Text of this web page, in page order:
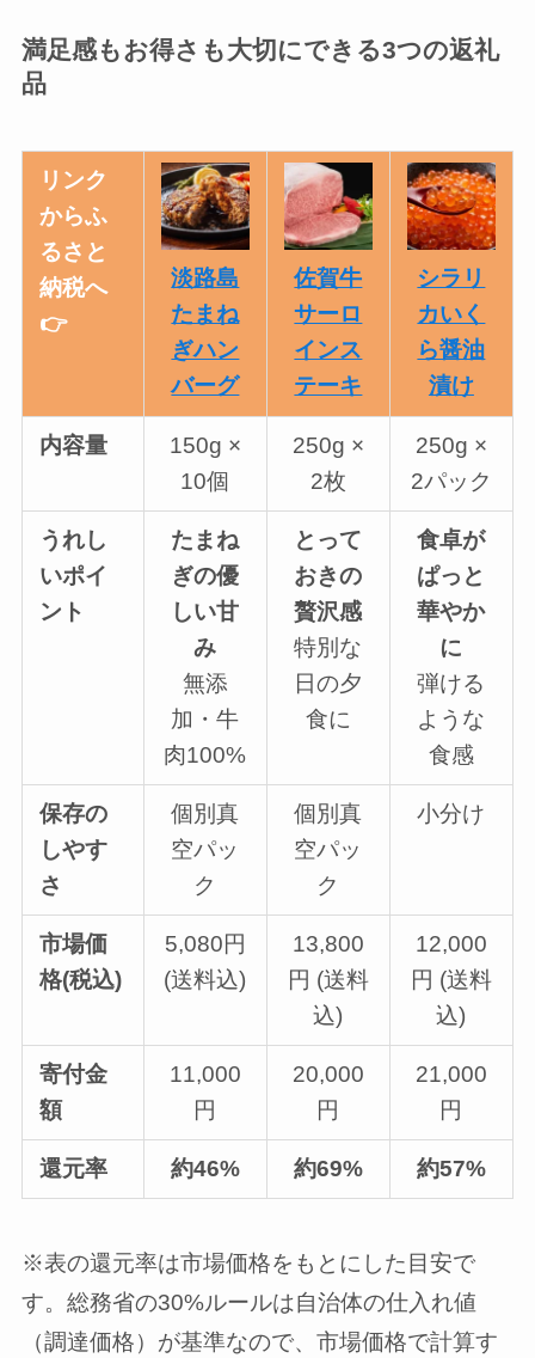
満足感もお得さも大切にできる3つの返礼
品
リンク
からふ
るさと
納税へ
👉
淡路島
たまね
ぎハン
バーグ
佐賀牛
サーロ
インス
テーキ
シラリ
カいく
ら醤油
漬け
内容量
150g ×
10個
250g ×
2枚
250g ×
2パック
うれし
いポイ
ント
たまね
ぎの優
しい甘
み
無添
加・牛
肉100%
とって
おきの
贅沢感
特別な
日の夕
食に
食卓が
ぱっと
華やか
に
弾ける
ような
食感
保存の
しやす
さ
個別真
空パッ
ク
個別真
空パッ
ク
小分け
市場価
格(税込)
5,080円
(送料込)
13,800
円 (送料
込)
12,000
円 (送料
込)
寄付金
額
11,000
円
20,000
円
21,000
円
還元率 約46% 約69% 約57%
※表の還元率は市場価格をもとにした目安で
す。総務省の30%ルールは自治体の仕入れ値
（調達価格）が基準なので、市場価格で計算す